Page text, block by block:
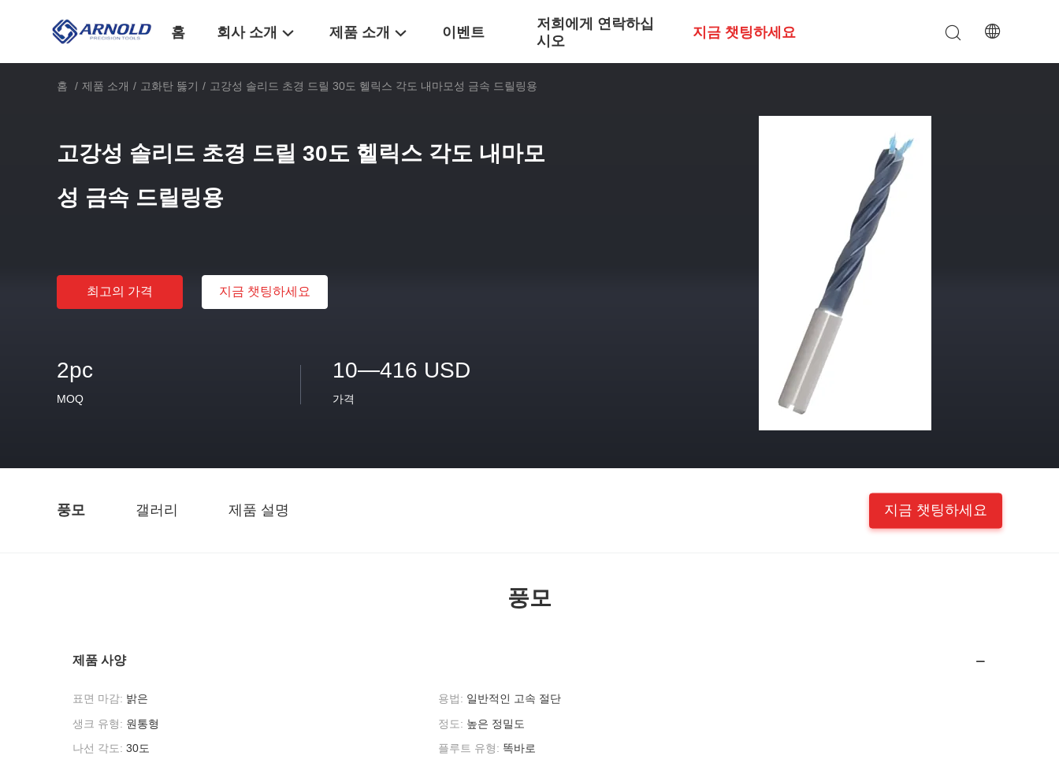
홈 회사 소개 제품 소개 이벤트
저희에게 연락하십
시오
지금 챗팅하세요
홈 / 제품 소개 / 고화탄 뚫기 / 고강성 솔리드 초경 드릴 30도 헬릭스 각도 내마모성 금속 드릴링용
고강성 솔리드 초경 드릴 30도 헬릭스 각도 내마모
성 금속 드릴링용
최고의 가격 지금 챗팅하세요
2pc
MOQ
10—416 USD
가격
풍모 갤러리 제품 설명 지금 챗팅하세요
풍모
제품 사양
표면 마감: 밝은 용법: 일반적인 고속 절단
생크 유형: 원통형 정도: 높은 정밀도
나선 각도: 30도 플루트 유형: 똑바로